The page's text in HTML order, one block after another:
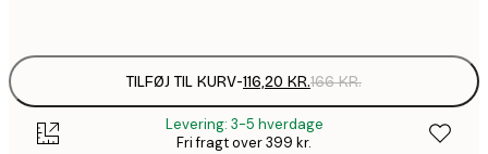
TILFØJ TIL KURV-116,20 KR.166 KR.
Levering: 3-5 hverdage
Fri fragt over 399 kr.